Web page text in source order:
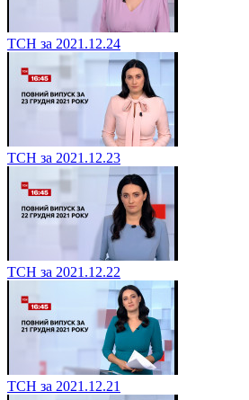
ТСН за 2021.12.24
ТСН за 2021.12.23
ТСН за 2021.12.22
ТСН за 2021.12.21